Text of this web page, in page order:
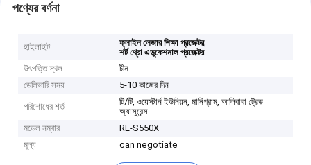
পণ্যের বর্ণনা
হাইলাইট ফ্লাইন লেজার শিক্ষা প্রজেক্টর,
শর্ট থ্রো এডুকেশনাল প্রজেক্টর
উৎপত্তি স্থল
চীন
ডেলিভারি সময়
5-10 কাজের দিন
পরিশোধের শর্ত
টি/টি, ওয়েস্টার্ন ইউনিয়ন, মানিগ্রাম, আলিবাবা ট্রেড
অ্যাসুরেন্স
মডেল নম্বার
RL-S550X
মূল্য
can negotiate